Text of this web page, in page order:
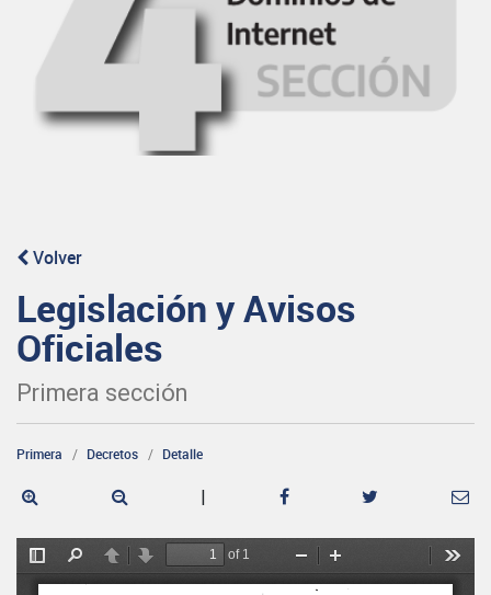
Volver
Legislación y Avisos
Oficiales
Primera sección
Primera Decretos Detalle
|